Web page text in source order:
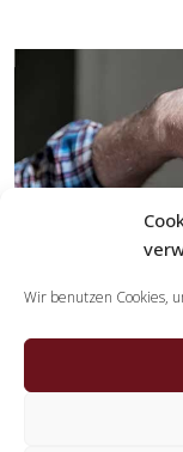
Wir benutzen Cookies,
Welche Aufgaben